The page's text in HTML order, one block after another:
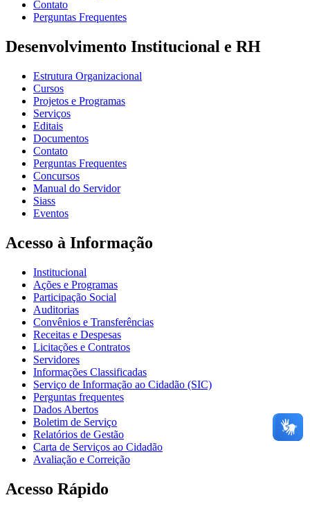
Contato
Perguntas Frequentes
Desenvolvimento Institucional e RH
Estrutura Organizacional
Cursos
Projetos e Programas
Serviços
Editais
Documentos
Contato
Perguntas Frequentes
Concursos
Manual do Servidor
Siass
Eventos
Acesso à Informação
Institucional
Ações e Programas
Participação Social
Auditorias
Convênios e Transferências
Receitas e Despesas
Licitações e Contratos
Servidores
Informações Classificadas
Serviço de Informação ao Cidadão (SIC)
Perguntas frequentes
Dados Abertos
Boletim de Serviço
Relatórios de Gestão
Carta de Serviços ao Cidadão
Avaliação e Correição
Acesso Rápido